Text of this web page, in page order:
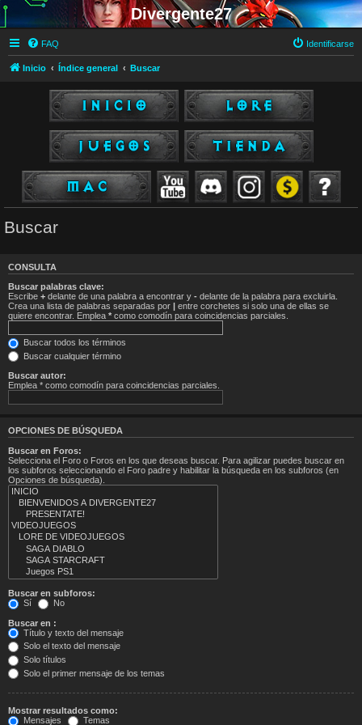
Divergente27
FAQ Identificarse
Inicio Índice general Buscar
Buscar
CONSULTA
Buscar palabras clave:
Escribe + delante de una palabra a encontrar y - delante de la palabra para excluirla.
Crea una lista de palabras separadas por | entre corchetes si solo una de ellas se
quiere encontrar. Emplea * como comodín para coincidencias parciales.
Buscar todos los términos
Buscar cualquier término
Buscar autor:
Emplea * como comodín para coincidencias parciales.
OPCIONES DE BÚSQUEDA
Buscar en Foros:
Selecciona el Foro o Foros en los que deseas buscar. Para agilizar puedes buscar en
los subforos seleccionando el Foro padre y habilitar la búsqueda en los subforos (en
Opciones de búsqueda).
Buscar en subforos:
Sí
No
Buscar en :
Título y texto del mensaje
Solo el texto del mensaje
Solo títulos
Solo el primer mensaje de los temas
Mostrar resultados como:
Mensajes
Temas